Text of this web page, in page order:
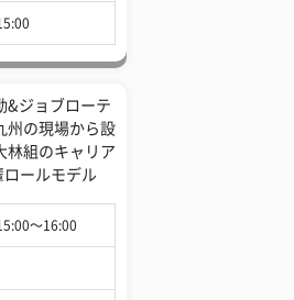
&ジョブローテ
州の現場から設
林組のキャリア
ロールモデル
〜16:00